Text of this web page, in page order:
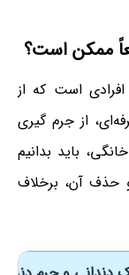
ممکن است؟
است که از
از جرم گیری
باید بدانیم
آن، برخلاف